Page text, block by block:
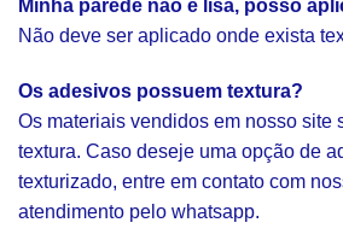
Minha parede não é lisa, posso
Não deve ser aplicado onde exista
Os adesivos possuem textura?
Os materiais vendidos em nosso site
textura. Caso deseje uma opção de
texturizado, entre em contato com
atendimento pelo whatsapp.